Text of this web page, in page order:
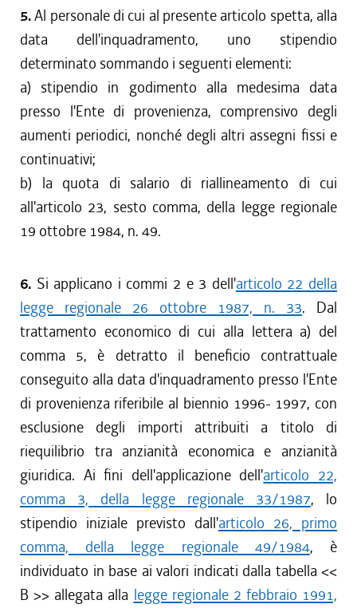
5.Al personale di cui al presente articolo spetta, alla
data dell'inquadramento, uno stipendio
determinato sommando i seguenti elementi:
a) stipendio in godimento alla medesima data
presso l'Ente di provenienza, comprensivo degli
aumenti periodici, nonché degli altri assegni fissi e
continuativi;
b) la quota di salario di riallineamento di cui
all'articolo 23, sesto comma, della legge regionale
19 ottobre 1984, n. 49.
6. Si applicano i commi 2 e 3 dell'articolo 22 della
legge regionale 26 ottobre 1987, n. 33. Dal
trattamento economico di cui alla lettera a) del
comma 5, è detratto il beneficio contrattuale
conseguito alla data d'inquadramento presso l'Ente
di provenienza riferibile al biennio 1996- 1997, con
esclusione degli importi attribuiti a titolo di
riequilibrio tra anzianità economica e anzianità
giuridica. Ai fini dell'applicazione dell'articolo 22,
comma 3, della legge regionale 33/1987, lo
stipendio iniziale previsto dall'articolo 26, primo
comma, della legge regionale 49/1984, è
individuato in base ai valori indicati dalla tabella <<
B >> allegata alla legge regionale 2 febbraio 1991,